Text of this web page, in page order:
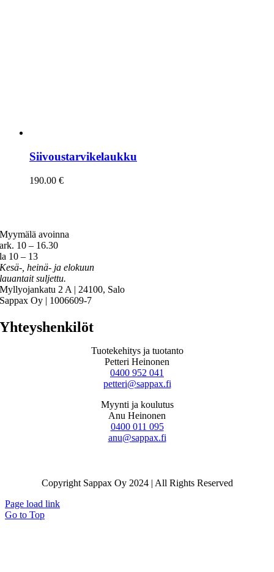
Siivoustarvikelaukku
190.00 €
Myymälä avoinna
ark. 10 – 16.30
la 10 – 13
Kesä-, heinä- ja elokuun
lauantait suljettu.
Myllyojankatu 2 A | 24100, Salo
Sappax Oy | 1006609-7
Yhteyshenkilöt
Tuotekehitys ja tuotanto
Petteri Heinonen
0400 952 041
petteri@sappax.fi
Myynti ja koulutus
Anu Heinonen
0400 011 095
anu@sappax.fi
Copyright Sappax Oy 2024 | All Rights Reserved
Page load link
Go to Top